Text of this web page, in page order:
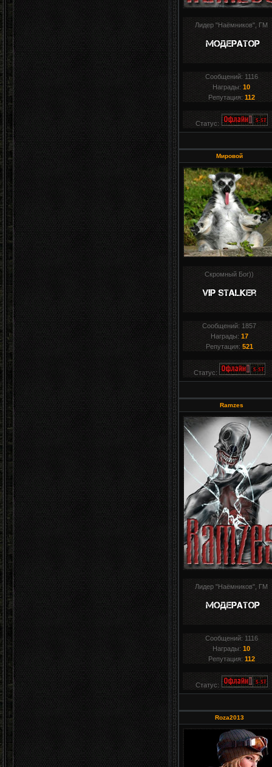
Лидер "Наёмников", ГМ
Сообщений: 1116
Награды:10
Репутация: 112
Статус:
Мировой
Скромный Бог))
Сообщений: 1857
Награды: 17
Репутация: 521
Статус:
Ramzes
Лидер "Наёмников", ГМ
Сообщений: 1116
Награды:10
Репутация: 112
Статус:
Roza2013